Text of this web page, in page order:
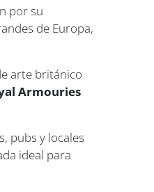
por su
de Europa,
arte británico
Armouries
pubs y locales
ideal para